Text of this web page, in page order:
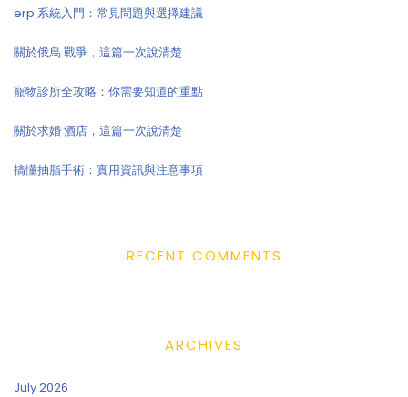
erp 系統入門：常見問題與選擇建議
關於俄烏 戰爭，這篇一次說清楚
寵物診所全攻略：你需要知道的重點
關於求婚 酒店，這篇一次說清楚
搞懂抽脂手術：實用資訊與注意事項
RECENT COMMENTS
ARCHIVES
July 2026